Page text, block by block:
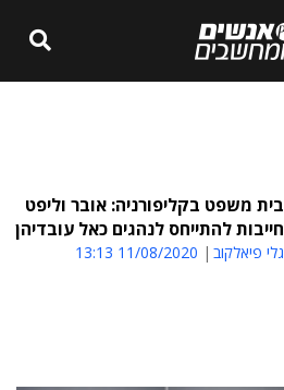
בית משפט בקליפורניה: אובר וליפט
חייבות להתייחס לנהגים כאל עובדיהן
גלי פיאלקוב 11/08/2020 13:13